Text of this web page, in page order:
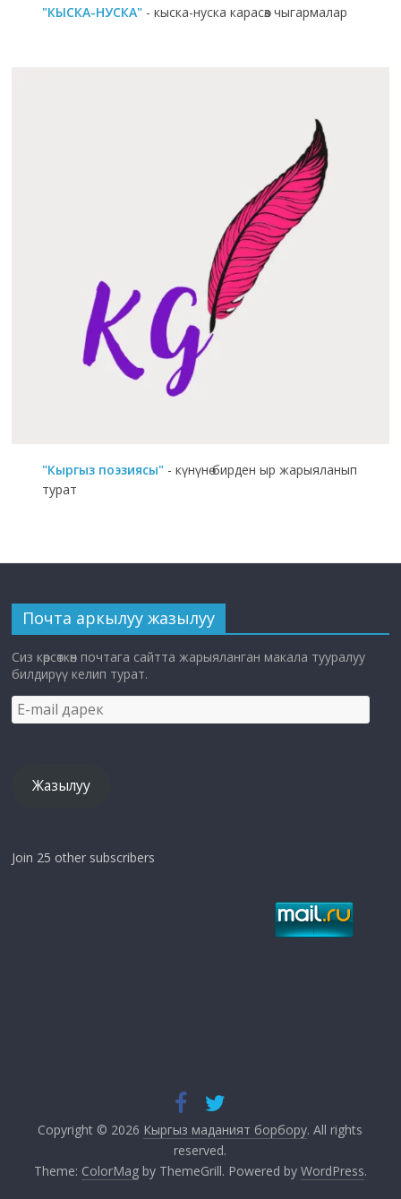
"КЫСКА-НУСКА" - кыска-нуска карасөз чыгармалар
"Кыргыз поэзиясы" - күнүнө бирден ыр жарыяланып
турат
Почта аркылуу жазылуу
Сиз көрсөткөн почтага сайтта жарыяланган макала тууралуу
билдирүү келип турат.
E-
mail
Жазылуу
Join 25 other subscribers
Copyright © 2026 Кыргыз маданият борбору. All rights
reserved.
Theme: ColorMagby ThemeGrill. Powered by WordPress.